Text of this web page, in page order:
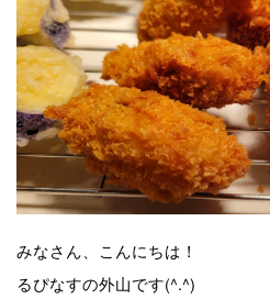
みなさん、こんにちは！
るぴなすの外山です(^.^)